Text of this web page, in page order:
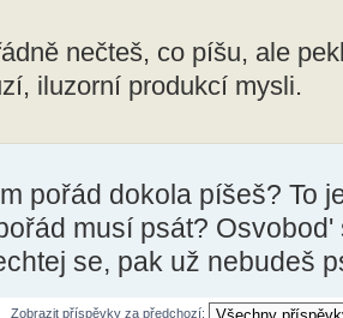
nečteš, co píšu, ale
iluzorní produkcí mysli.
pořád dokola píšeš? To
musí psát?
se, pak už nebudeš
Zobrazit příspěvky za předchozí: